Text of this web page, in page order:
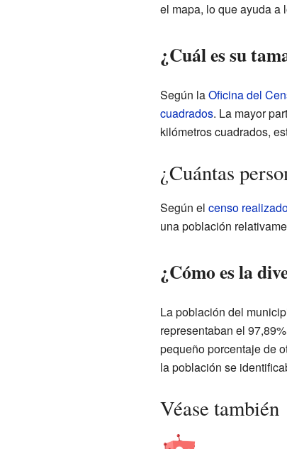
el mapa, lo que ayuda a
¿Cuál es su
Según laOficina del
cuadrados. La mayor
kilómetros cuadrados,
¿Cuántas
Según el censo
una población
¿Cómo es la
La población del
representaban el
pequeño porcentaje de
la población se
Véase también